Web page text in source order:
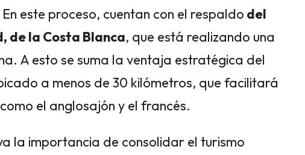
este proceso, cuentan con el respaldo del
de la Costa Blanca, que está realizando una
A esto se suma la ventaja estratégica del
a menos de 30 kilómetros, que facilitará
el anglosajón y el francés.
la importancia de consolidar el turismo